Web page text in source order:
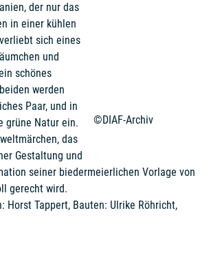
©DIAF-Archiv
der nur das
in einer kühlen
sich eines
und
schönes
werden
Paar, und in
grüne Natur ein.
das
Gestaltung und
seiner biedermeierlichen Vorlage von
gerecht wird.
Horst Tappert, Bauten: Ulrike Röhricht,